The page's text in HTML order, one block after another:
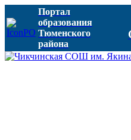
Портал
образования
Тюменского
района